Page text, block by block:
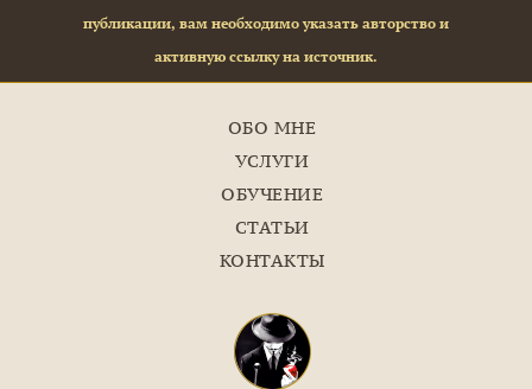
публикации, вам необходимо указать авторство и
активную ссылку на источник.
ОБО МНЕ
УСЛУГИ
ОБУЧЕНИЕ
СТАТЬИ
КОНТАКТЫ